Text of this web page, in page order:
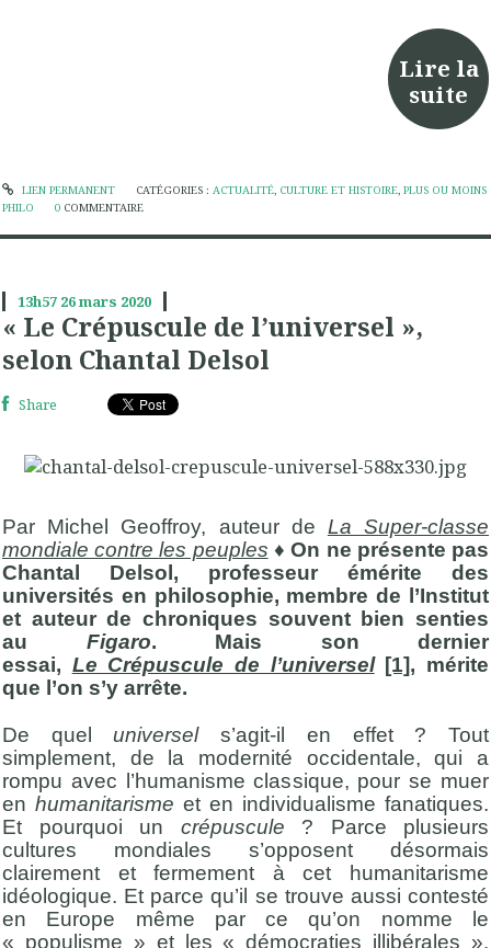
Lire la
suite
LIEN PERMANENT CATÉGORIES : ACTUALITÉ, CULTURE ET HISTOIRE, PLUS OU MOINS
PHILO
0 COMMENTAIRE
13h57 26mars 2020
« Le Crépuscule de l’universel »,
selon Chantal Delsol
Share
Par Michel Geoffroy, auteur de La Super-classe
mondiale contre les peuples ♦On ne présente pas
Chantal Delsol, professeur émérite des
universités en philosophie, membre de l’Institut
et auteur de chroniques souvent bien senties
au Figaro. Mais son dernier
essai, Le Crépuscule de l’universel [1], mérite
que l’on s’y arrête.
De queluniversels’agit-il en effet ? Tout
simplement, de la modernité occidentale, qui a
rompu avec l’humanisme classique, pour se muer
en humanitarisme et en individualisme fanatiques.
Et pourquoi un crépuscule ? Parce plusieurs
cultures mondiales s’opposent désormais
clairement et fermement à cet humanitarisme
idéologique. Et parce qu’il se trouve aussi contesté
en Europe même par ce qu’on nomme le
« populisme » et les « démocraties illibérales ».